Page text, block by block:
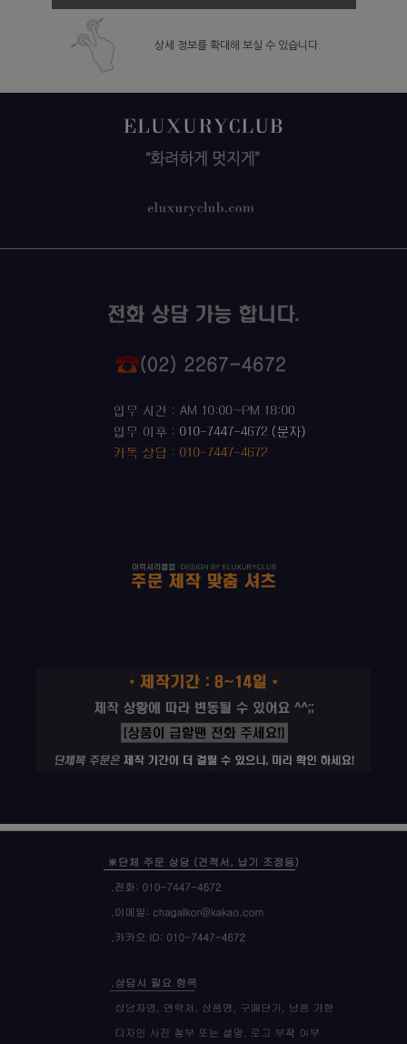
상세 정보를 확대해 보실 수 있습니다.